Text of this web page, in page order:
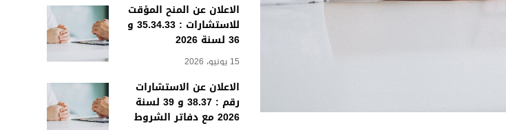
الاعلان عن المنح المؤقت
للاستشارات : 35.34.33 و
36 لسنة 2026
15 يونيو، 2026
الاعلان عن الاستشارات
رقم : 38.37 و 39 لسنة
2026 مع دفاتر الشروط